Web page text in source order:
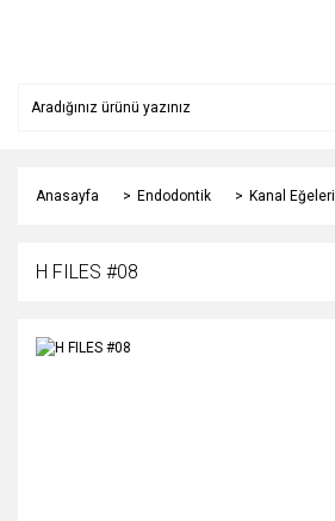
Anasayfa Endodontik Kanal Eğeleri
H FILES #08